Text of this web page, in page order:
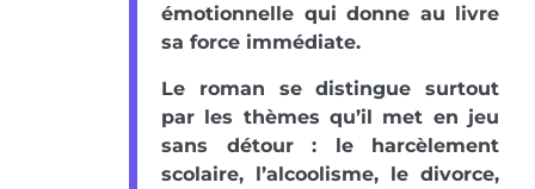
émotionnelle qui donne au livre
sa force immédiate.
Le roman se distingue surtout
par les thèmes qu’il met en jeu
sans détour : le harcèlement
scolaire, l’alcoolisme, le divorce,